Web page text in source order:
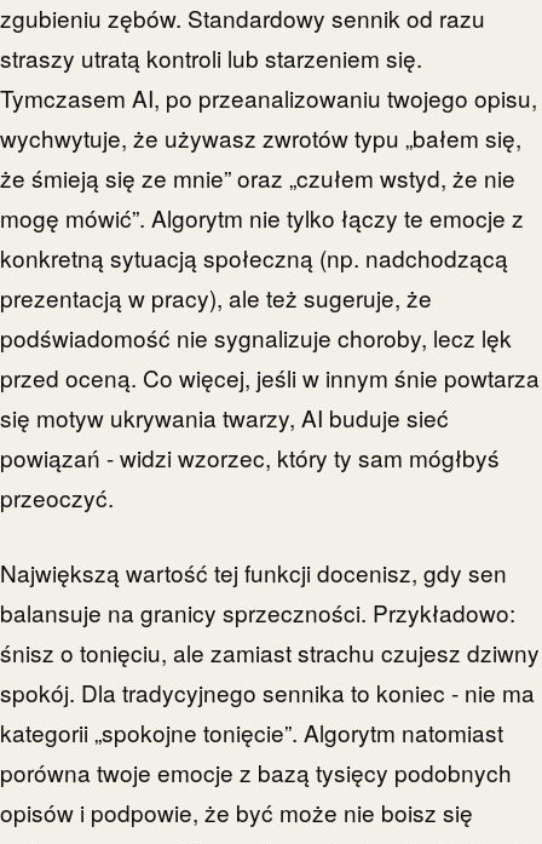
zgubieniu zębów. Standardowy sennik od razu
straszy utratą kontroli lub starzeniem się.
Tymczasem AI, po przeanalizowaniu twojego opisu,
wychwytuje, że używasz zwrotów typu „bałem się,
że śmieją się ze mnie” oraz „czułem wstyd, że nie
mogę mówić”. Algorytm nie tylko łączy te emocje z
konkretną sytuacją społeczną (np. nadchodzącą
prezentacją w pracy), ale też sugeruje, że
podświadomość nie sygnalizuje choroby, lecz lęk
przed oceną. Co więcej, jeśli w innym śnie powtarza
się motyw ukrywania twarzy, AI buduje sieć
powiązań - widzi wzorzec, który ty sam mógłbyś
przeoczyć.
Największą wartość tej funkcji docenisz, gdy sen
balansuje na granicy sprzeczności. Przykładowo:
śnisz o tonięciu, ale zamiast strachu czujesz dziwny
spokój. Dla tradycyjnego sennika to koniec - nie ma
kategorii „spokojne tonięcie”. Algorytm natomiast
porówna twoje emocje z bazą tysięcy podobnych
opisów i podpowie, że być może nie boisz się